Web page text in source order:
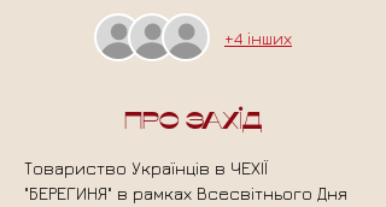
+4 інших
Про захід
Товариство Українців в ЧЕХІЇ
"БЕРЕГИНЯ" в рамках Всесвітнього Дня